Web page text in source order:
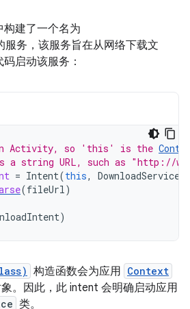
建了一个名为
服务，该服务旨在从网络下载文
启动该服务：
Activity, so 'this' is the
string URL, such as "http://
= Intent(this, DownloadService
(fileUrl)
)
构造函数会为应用 Context
。因此，此 intent 会明确启动应用
类。